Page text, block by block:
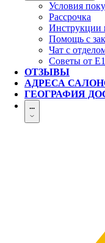
Условия
Рассрочка
Инструкции
Помощь с
Чат с
Советы от Е1
ОТЗЫВЫ
АДРЕСА
ГЕОГРАФИЯ
...